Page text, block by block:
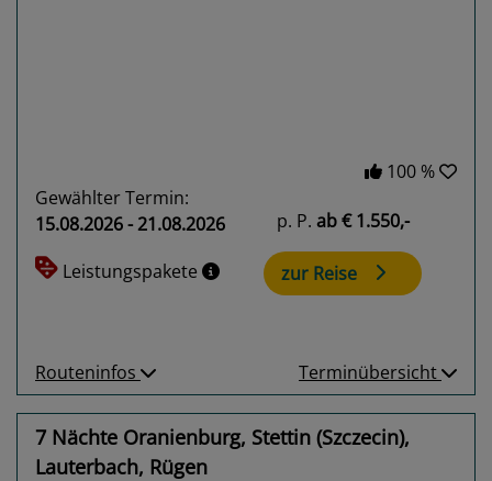
100 %
Gewählter Termin:
15.08.2026 - 21.08.2026
Leistungspakete
p. P. ab€ 1.550,-
zur Reise
Routeninfos Terminübersicht
7 Nächte Oranienburg, Stettin (Szczecin),
Lauterbach, Rügen